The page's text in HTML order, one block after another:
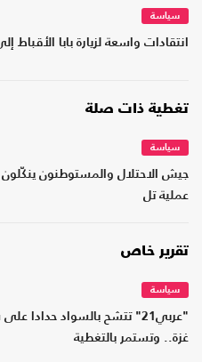
سياسة
انتقادات واسعة لزيارة بابا الأقباط
تغطية ذات صلة
سياسة
جيش الاحتلال والمستوطنون ينكّلون
عملية تل
تقرير خاص
سياسة
"عربي21" تتشح بالسواد
غزة.. وتستمر بالتغطية